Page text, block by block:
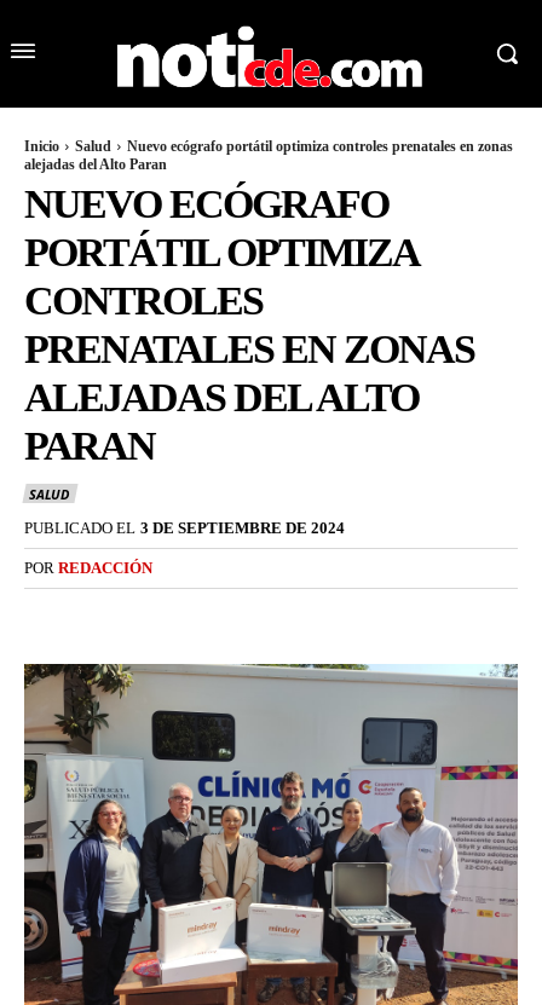
Inicio Salud
Nuevo ecógrafo portátil optimiza controles prenatales en zonas
alejadas del Alto Paran
NUEVO ECÓGRAFO
PORTÁTIL OPTIMIZA
CONTROLES
PRENATALES EN ZONAS
ALEJADAS DEL ALTO
PARAN
SALUD
PUBLICADO EL 3 DE SEPTIEMBRE DE 2024
POR REDACCIÓN